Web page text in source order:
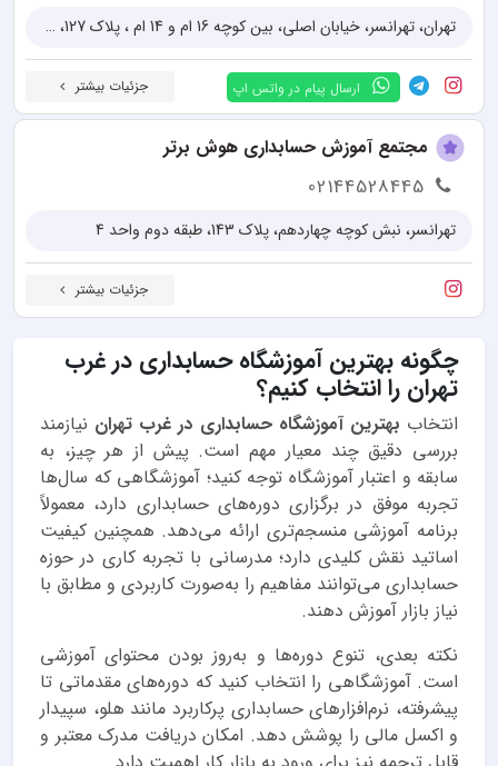
تهران، تهرانسر، خیابان اصلی، بین کوچه 16 ام و 14 ام ، پلاک 127، طبقه دوم
ارسال پیام در واتس اپ جزئیات بیشتر
مجتمع آموزش حسابداری هوش برتر
02144528445
تهرانسر، نبش کوچه چهاردهم، پلاک 143، طبقه دوم واحد 4
جزئیات بیشتر
چگونه بهترین آموزشگاه حسابداری در غرب
تهران را انتخاب کنیم؟
انتخاب بهترین آموزشگاه حسابداری در غرب تهران نیازمند
بررسی دقیق چند معیار مهم است. پیش از هر چیز، به
سابقه و اعتبار آموزشگاه توجه کنید؛ آموزشگاهی که سال‌ها
تجربه موفق در برگزاری دوره‌های حسابداری دارد، معمولاً
برنامه آموزشی منسجم‌تری ارائه می‌دهد. همچنین کیفیت
اساتید نقش کلیدی دارد؛ مدرسانی با تجربه کاری در حوزه
حسابداری می‌توانند مفاهیم را به‌صورت کاربردی و مطابق با
نیاز بازار آموزش دهند.
نکته بعدی، تنوع دوره‌ها و به‌روز بودن محتوای آموزشی
است. آموزشگاهی را انتخاب کنید که دوره‌های مقدماتی تا
پیشرفته، نرم‌افزارهای حسابداری پرکاربرد مانند هلو، سپیدار
و اکسل مالی را پوشش دهد. امکان دریافت مدرک معتبر و